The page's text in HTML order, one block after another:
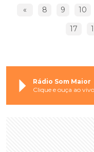
« 8 9 10
17
Rádio Som Maior
Clique e ouça ao vivo